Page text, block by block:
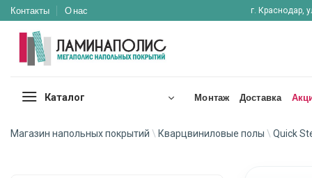
Skip
to
content
Контакты О нас г. Краснодар,
Каталог Монтаж Доставка
Магазин напольных покрытий \ Кварцвиниловые полы \ Quick